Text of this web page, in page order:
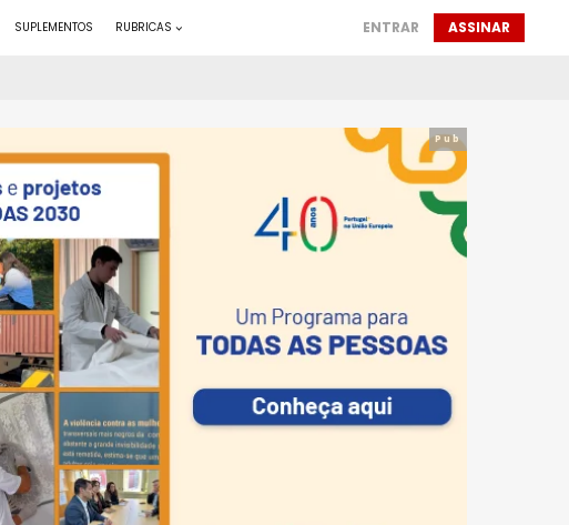
SUPLEMENTOS RUBRICAS ENTRAR ASSINAR
Pub